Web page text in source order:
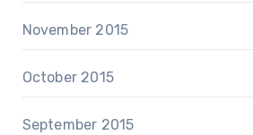
November 2015
October 2015
September 2015